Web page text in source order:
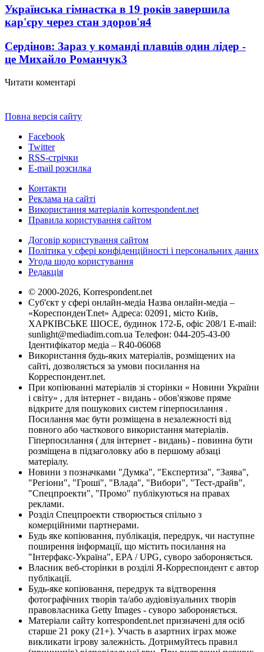
Українська гімнастка в 19 років завершила
кар'єру через стан здоров'я4
Сердінов: Зараз у команді плавців один лідер -
це Михайло Романчук3
Читати коментарі
Повна версія сайту
Facebook
Twitter
RSS-стрічки
E-mail розсилка
Контакти
Реклама на сайті
Використання матеріалів korrespondent.net
Правила користування сайтом
Договір користування сайтом
Політика у сфері конфіденційності і персональних даних
Угода щодо користування
Редакція
© 2000-2026, Korrespondent.net
Суб'єкт у сфері онлайн-медіа Назва онлайн-медіа –
«КореспонденТ.net» Адреса: 02091, місто Київ,
ХАРКІВСЬКЕ ШОСЕ, будинок 172-Б, офіс 208/1 E-mail:
sunlight@mediadim.com.ua Телефон: 044-205-43-00
Ідентифікатор медіа – R40-06068
Використання будь-яких матеріалів, розміщених на
сайті, дозволяється за умови посилання на
Корреспондент.net.
При копіюванні матеріалів зі сторінки « Новини України
і світу» , для інтернет - видань - обов'язкове пряме
відкрите для пошукових систем гіперпосилання .
Посилання має бути розміщена в незалежності від
повного або часткового використання матеріалів.
Гіперпосилання ( для інтернет - видань) - повинна бути
розміщена в підзаголовку або в першому абзаці
матеріалу.
Новини з позначками "Думка", "Експертиза", "Заява",
"Регіони", "Гроші", "Влада", "Вибори", "Тест-драйв",
"Спецпроекти", "Промо" публікуються на правах
реклами.
Розділ Спецпроекти створюється спільно з
комерційними партнерами.
Будь яке копіювання, публікація, передрук, чи наступне
поширення інформації, що містить посилання на
"Інтерфакс-Україна", EPA / UPG, суворо забороняється.
Власник веб-сторінки в розділі Я-Корреспондент є автор
публікації.
Будь-яке копіювання, передрук та відтворення
фотографічних творів та/або аудіовізуальних творів
правовласника Getty Images - суворо забороняється.
Матеріали сайту korrespondent.net призначені для осіб
старше 21 року (21+). Участь в азартних іграх може
викликати ігрову залежність. Дотримуйтесь правил